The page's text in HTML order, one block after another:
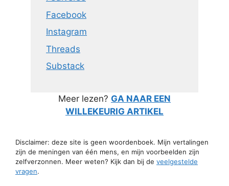
Facebook
Instagram
Threads
Substack
Meer lezen? GA NAAR EEN
WILLEKEURIG ARTIKEL
Disclaimer: deze site is geen woordenboek. Mijn vertalingen
zijn de meningen van één mens, en mijn voorbeelden zijn
zelfverzonnen. Meer weten? Kijk dan bij de veelgestelde
vragen.